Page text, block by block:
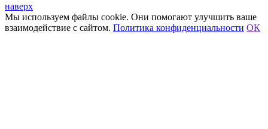
наверх
Мы используем файлы cookie. Они помогают улучшить ваше
взаимодействие с сайтом. Политика конфиденциальности ОК